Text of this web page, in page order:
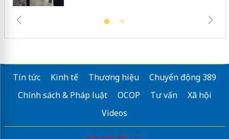
Tin tức Kinh tế Thương hiệu
Chuyển động 389
Chính sách & Pháp luật
OCOP Tư vấn
Xã hội
Videos